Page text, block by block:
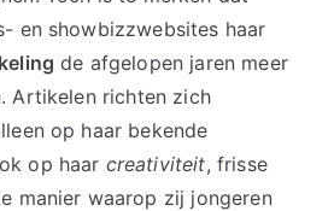
en showbizzwebsites haar
de afgelopen jaren meer
Artikelen richten zich
op haar bekende
op haar creativiteit, frisse
manier waarop zij jongeren